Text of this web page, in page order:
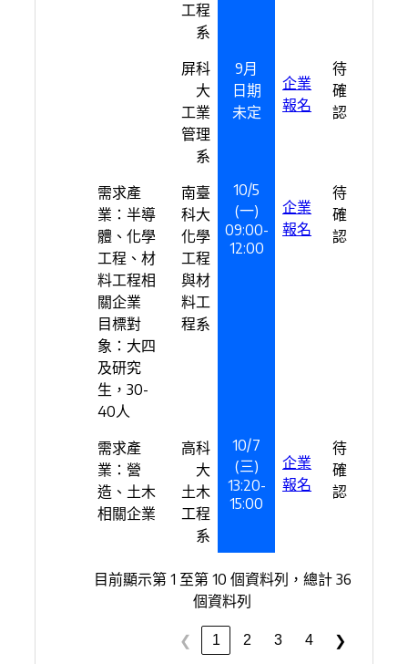
工程
系
屏科
大
工業
管理
系
9月
日期
未定
企業
報名
待
確
認
需求產
業：半導
體、化學
工程、材
料工程相
關企業
目標對
象：大四
及研究
生，30-
40人
南臺
科大
化學
工程
與材
料工
程系
10/5
(一)
09:00-
12:00
企業
報名
待
確
認
需求產
業：營
造、土木
相關企業
高科
大
土木
工程
系
10/7
(三)
13:20-
15:00
企業
報名
待
確
認
目前顯示第 1 至第 10 個資料列，總計 36
個資料列
❮ 1 2 3 4 ❯